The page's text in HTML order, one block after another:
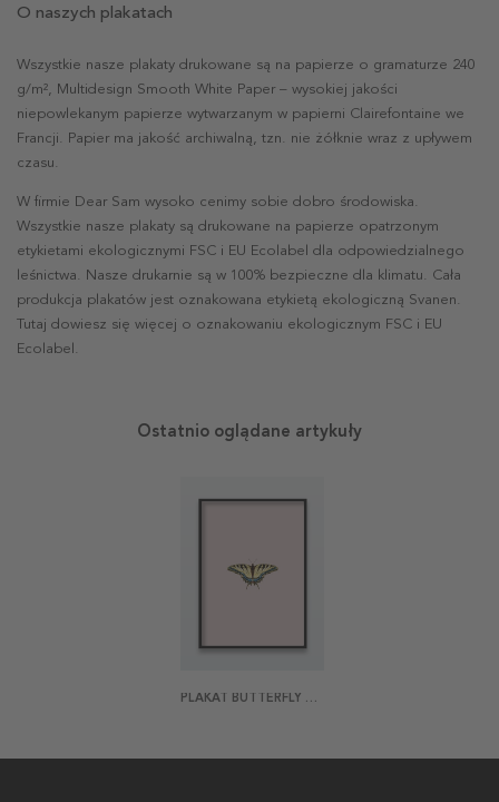
O naszych plakatach
Wszystkie nasze plakaty drukowane są na papierze o gramaturze 240
g/m², Multidesign Smooth White Paper – wysokiej jakości
niepowlekanym papierze wytwarzanym w papierni Clairefontaine we
Francji. Papier ma jakość archiwalną, tzn. nie żółknie wraz z upływem
czasu.
W firmie Dear Sam wysoko cenimy sobie dobro środowiska.
Wszystkie nasze plakaty są drukowane na papierze opatrzonym
etykietami ekologicznymi FSC i EU Ecolabel dla odpowiedzialnego
leśnictwa. Nasze drukarnie są w 100% bezpieczne dla klimatu. Cała
produkcja plakatów jest oznakowana etykietą ekologiczną Svanen.
Tutaj dowiesz się więcej o oznakowaniu ekologicznym FSC i EU
Ecolabel.
Ostatnio oglądane artykuły
PLAKAT BUTTERFLY YELLOW